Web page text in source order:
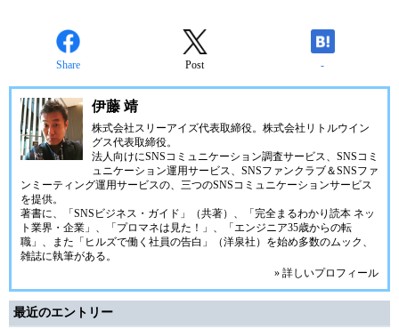
Share Post -
伊藤 靖
株式会社スリーアイズ代表取締役。株式会社リトルウイン
グス代表取締役。
法人向けにSNSコミュニケーション調査サービス、SNSコミ
ュニケーション運用サービス、SNSファンクラブ＆SNSファ
ンミーティング運用サービスの、三つのSNSコミュニケーションサービス
を提供。
著書に、「SNSビジネス・ガイド」（共著）、「完全まるわかり読本 ネッ
ト業界・企業」、「プロマネは見た！」、「エンジニア35歳からの転
職」、また「ヒルズで働く社員の告白」（洋泉社）を始め多数のムック、
雑誌に執筆がある。
» 詳しいプロフィール
最近のエントリー